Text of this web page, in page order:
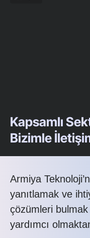
Kapsamlı
Bizimle
Armiya
yanıtlamak ve
çözümleri
yardımcı